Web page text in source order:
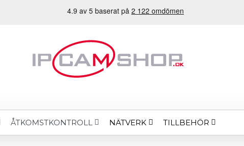
ÅTKOMSTKONTROLL NÄTVERK TILLBEHÖR